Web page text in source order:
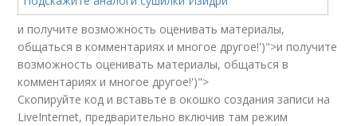
и получите возможность оценивать материалы,
общаться в комментариях и многое другое!')">и получите
возможность оценивать материалы, общаться в
комментариях и многое другое!')">
Скопируйте код и вставьте в окошко создания записи на
LiveInternet, предварительно включив там режим